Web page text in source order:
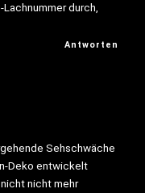
durch,
Antworten
Sehschwäche
Deko entwickelt
nicht mehr